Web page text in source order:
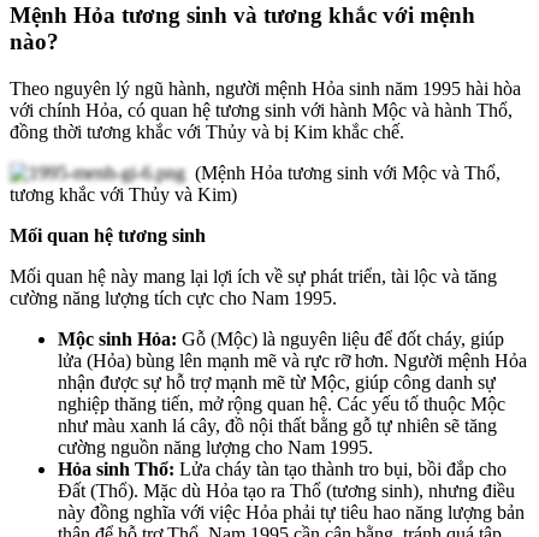
Mệnh Hỏa tương sinh và tương khắc với mệnh
nào?
Theo nguyên lý ngũ hành, người mệnh Hỏa sinh năm 1995 hài hòa
với chính Hỏa, có quan hệ tương sinh với hành Mộc và hành Thổ,
đồng thời tương khắc với Thủy và bị Kim khắc chế.
(Mệnh Hỏa tương sinh với Mộc và Thổ,
tương khắc với Thủy và Kim)
Mối quan hệ tương sinh
Mối quan hệ này mang lại lợi ích về sự phát triển, tài lộc và tăng
cường năng lượng tích cực cho Nam 1995.
Mộc sinh Hỏa: Gỗ (Mộc) là nguyên liệu để đốt cháy, giúp
lửa (Hỏa) bùng lên mạnh mẽ và rực rỡ hơn. Người mệnh Hỏa
nhận được sự hỗ trợ mạnh mẽ từ Mộc, giúp công danh sự
nghiệp thăng tiến, mở rộng quan hệ. Các yếu tố thuộc Mộc
như màu xanh lá cây, đồ nội thất bằng gỗ tự nhiên sẽ tăng
cường nguồn năng lượng cho Nam 1995.
Hỏa sinh Thổ: Lửa cháy tàn tạo thành tro bụi, bồi đắp cho
Đất (Thổ). Mặc dù Hỏa tạo ra Thổ (tương sinh), nhưng điều
này đồng nghĩa với việc Hỏa phải tự tiêu hao năng lượng bản